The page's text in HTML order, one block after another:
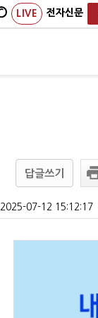
LIVE 전자신문
답글쓰기
2025-07-12 15:12:17